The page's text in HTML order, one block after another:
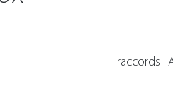
raccords :